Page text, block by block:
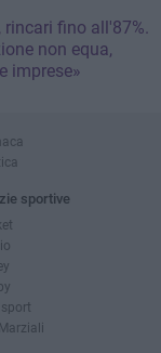
rincari fino all'87%.
non equa,
imprese»
sportive